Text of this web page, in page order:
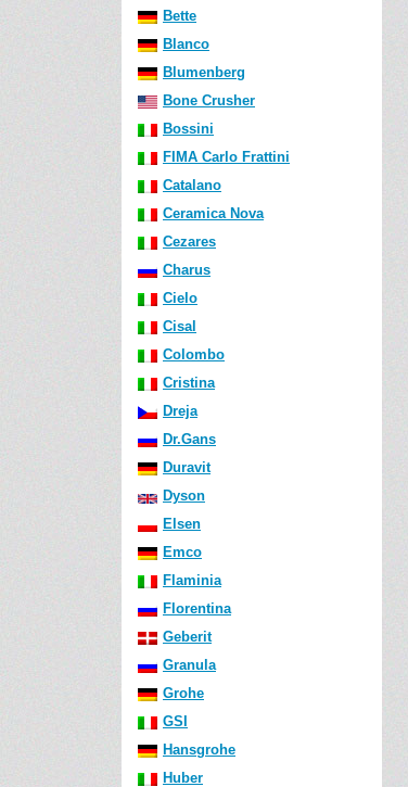
Bette
Blanco
Blumenberg
Bone Crusher
Bossini
FIMA Carlo Frattini
Catalano
Ceramica Nova
Cezares
Charus
Cielo
Cisal
Colombo
Cristina
Dreja
Dr.Gans
Duravit
Dyson
Elsen
Emco
Flaminia
Florentina
Geberit
Granula
Grohe
GSI
Hansgrohe
Huber